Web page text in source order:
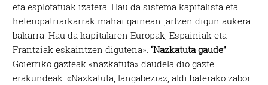
eta esplotatuak izatera. Hau da sistema kapitalista eta
heteropatriarkarrak mahai gainean jartzen digun aukera
bakarra. Hau da kapitalaren Europak, Espainiak eta
Frantziak eskaintzen digutena».“Nazkatuta gaude”
Goierriko gazteak «nazkatuta» daudela dio gazte
erakundeak. «Nazkatuta, langabeziaz, aldi baterako zabor